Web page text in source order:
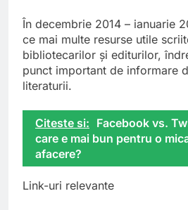
În decembrie 2014 – ianuarie
ce mai multe resurse utile
bibliotecarilor și editurilor,
punct important de informare
literaturii.
Citeste si: Facebook vs.
care e mai bun pentru o
afacere?
Link-uri relevante